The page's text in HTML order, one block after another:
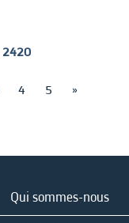
2420
4 5 »
Qui sommes-nous